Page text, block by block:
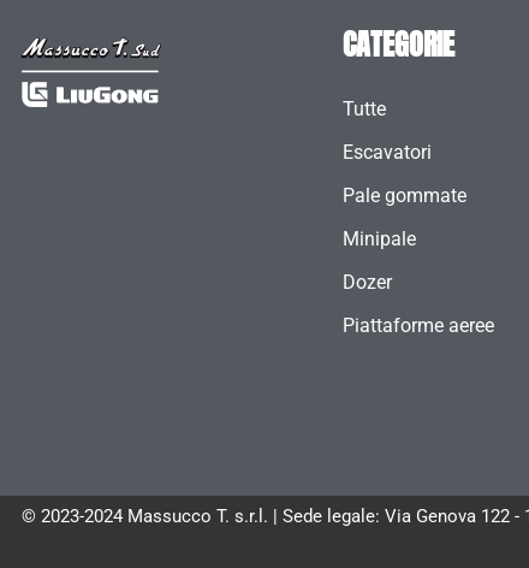
CATEGORIE
Tutte
Escavatori
Pale gommate
Minipale
Dozer
Piattaforme aeree
© 2023-2024 Massucco T. s.r.l. | Sede legale: Via Genova 122 -